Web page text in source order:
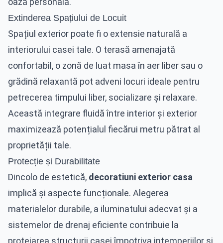
Extinderea Spațiului de Locuit
Spațiul exterior poate fi o extensie naturală a
interiorului casei tale. O terasă amenajată
confortabil, o zonă de luat masa în aer liber sau o
grădină relaxantă pot adveni locuri ideale pentru
petrecerea timpului liber, socializare și relaxare.
Această integrare fluidă între interior și exterior
maximizează potențialul fiecărui metru pătrat al
proprietății tale.
Protecție și Durabilitate
Dincolo de estetică, decoratiuni exterior casa
implică și aspecte funcționale. Alegerea
materialelor durabile, a iluminatului adecvat și a
sistemelor de drenaj eficiente contribuie la
protejarea structurii casei împotriva intemperiilor și